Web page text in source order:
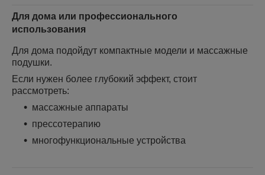
Для дома или профессионального
использования
Для дома подойдут компактные модели и массажные
подушки.
Если нужен более глубокий эффект, стоит
рассмотреть:
массажные аппараты
прессотерапию
многофункциональные устройства